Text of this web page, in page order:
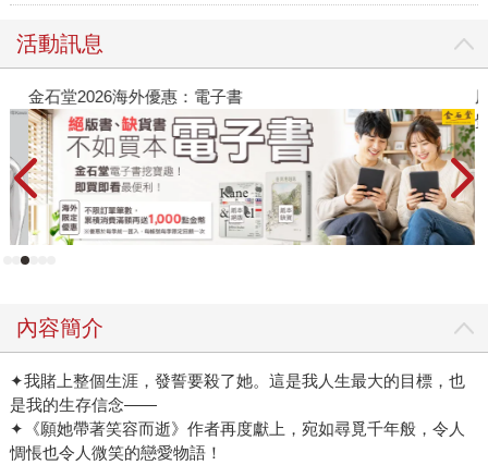
活動訊息
金石堂2026海外優惠：電子書
覺
內容簡介
✦我賭上整個生涯，發誓要殺了她。這是我人生最大的目標，也
是我的生存信念——
✦《願她帶著笑容而逝》作者再度獻上，宛如尋覓千年般，令人
惆悵也令人微笑的戀愛物語！